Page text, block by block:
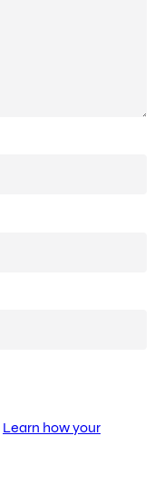
Learn how your